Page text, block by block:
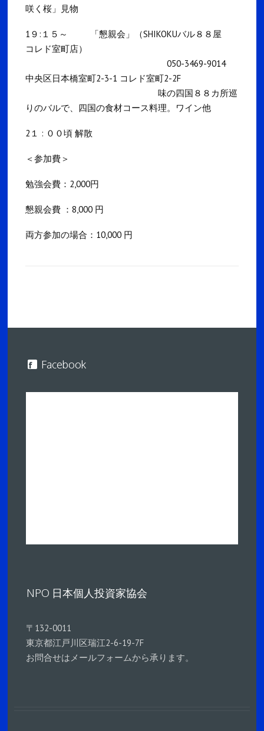
咲く桜」見物
1９:１５～ 「懇親会」（SHIKOKUバル８８屋
コレド室町店）
050-3469-9014
中央区日本橋室町2-3-1 コレド室町2-2F
味の四国８８カ所巡
りのバルで、四国の食材コース料理。ワイン他
2１ : ００頃 解散
＜参加費＞
勉強会費：2,000円
懇親会費 ：8,000 円
両方参加の場合：10,000 円
Facebook
NPO 日本個人投資家協会
〒132-0011
東京都江戸川区瑞江2-6-19-7F
お問合せはメールフォームから承ります。